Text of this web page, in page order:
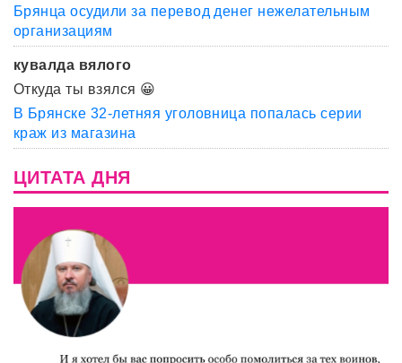
Брянца осудили за перевод денег нежелательным
организациям
кувалда вялого
Откуда ты взялся 😀
В Брянске 32-летняя уголовница попалась серии
краж из магазина
ЦИТАТА ДНЯ